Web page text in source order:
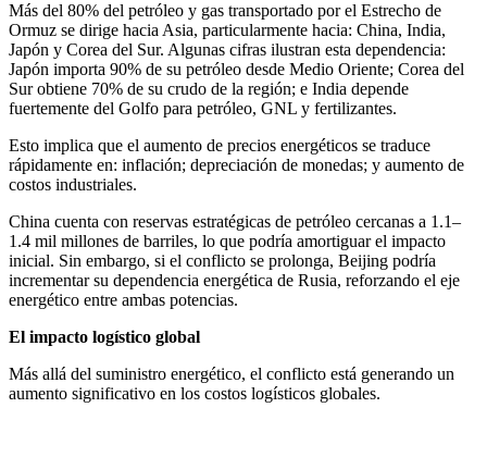
Más del 80% del petróleo y gas transportado por el Estrecho de
Ormuz se dirige hacia Asia, particularmente hacia: China, India,
Japón y Corea del Sur. Algunas cifras ilustran esta dependencia:
Japón importa 90% de su petróleo desde Medio Oriente; Corea del
Sur obtiene 70% de su crudo de la región; e India depende
fuertemente del Golfo para petróleo, GNL y fertilizantes.
Esto implica que el aumento de precios energéticos se traduce
rápidamente en: inflación; depreciación de monedas; y aumento de
costos industriales.
China cuenta con reservas estratégicas de petróleo cercanas a 1.1–
1.4 mil millones de barriles, lo que podría amortiguar el impacto
inicial. Sin embargo, si el conflicto se prolonga, Beijing podría
incrementar su dependencia energética de Rusia, reforzando el eje
energético entre ambas potencias.
El impacto logístico global
Más allá del suministro energético, el conflicto está generando un
aumento significativo en los costos logísticos globales.